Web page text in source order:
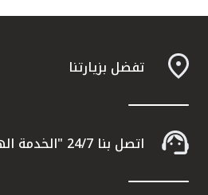
المملكة المتحدة
تفضل بزيارتنا
اتصل بنا 24/7 "الخدمة الهاتفية" 1803333